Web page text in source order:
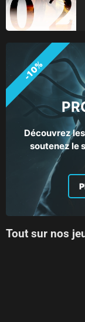
Découvrez
soutenez le
-10%
Tout sur nos